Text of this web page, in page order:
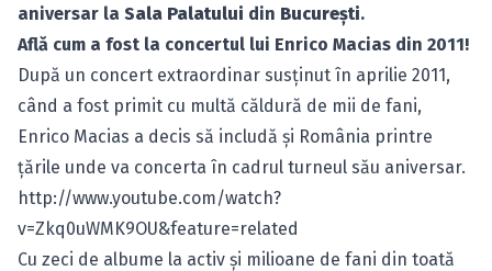
aniversar la Sala Palatului din Bucureşti.
Află cum a fost la concertul lui Enrico Macias din 2011!
După un concert extraordinar susţinut în aprilie 2011,
când a fost primit cu multă căldură de mii de fani,
Enrico Macias a decis să includă şi România printre
ţările unde va concerta în cadrul turneul său aniversar.
http://www.youtube.com/watch?
v=Zkq0uWMK9OU&feature=related
Cu zeci de albume la activ şi milioane de fani din toată